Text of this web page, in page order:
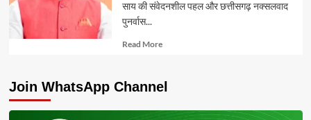
साय की संवेदनशील पहल और छत्तीसगढ़ नक्सलवाद
पुनर्वास...
Read MoreRead
Join WhatsApp Channel